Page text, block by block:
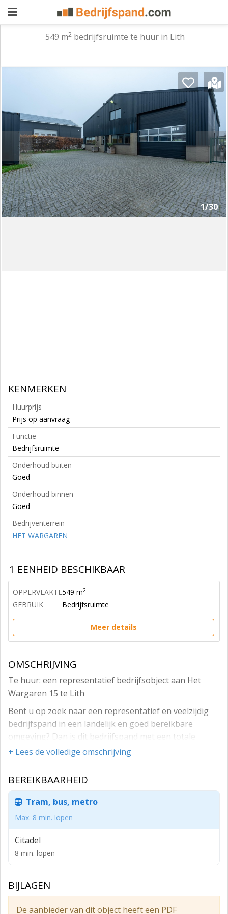
Waarom
adverteren
Premium
adverteren
Blog
Registreren
Login
549 m2 bedrijfsruimte te huur in Lith
1/30
KENMERKEN
Huurprijs
Prijs op aanvraag
Functie
Bedrijfsruimte
Onderhoud buiten
Goed
Onderhoud binnen
Goed
Bedrijventerrein
HET WARGAREN
1 EENHEID BESCHIKBAAR
OPPERVLAKTE549 m2
GEBRUIK Bedrijfsruimte
Meer details
OMSCHRIJVING
Te huur: een representatief bedrijfsobject aan Het
Wargaren 15 te Lith
Bent u op zoek naar een representatief en veelzijdig
bedrijfspand in een landelijk en goed bereikbare
omgeving? Dan is dit bedrijfspand met een totale
oppervlakte van circa 549 m², ideaal voor
én representatieve werklocatie. Of het nu gaat om
combinatie hiervan — dit pand biedt talloze
toepassingsmogelijkheden.
Oppervlakte
- Begane grond: ca. 300 m²
- Totaal: ca. 549 m²
+ Lees de volledige omschrijving
BEREIKBAARHEID
Tram, bus, metro
Max. 8 min. lopen
Citadel
8 min. lopen
BIJLAGEN
De aanbieder van dit object heeft een PDF